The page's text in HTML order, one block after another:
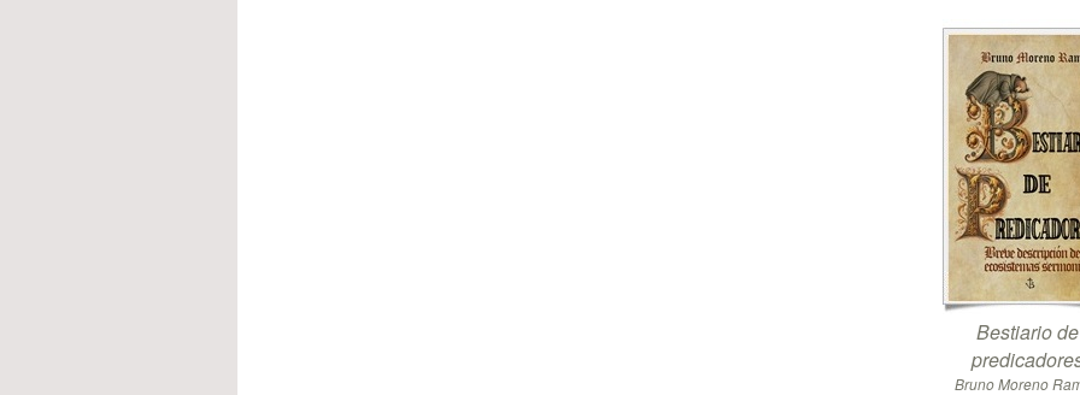
Bestiario de
Bruno Moreno